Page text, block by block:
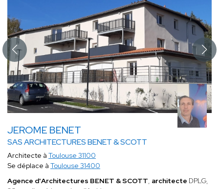
JEROME BENET
SAS ARCHITECTURES BENET & SCOTT
Architecte à Toulouse 31100
Se déplace à Toulouse 31400
Agence d'Architectures BENET & SCOTT, architecte DPLG,